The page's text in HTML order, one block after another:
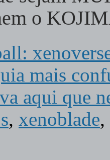
o
mais
aqui que
, xenoblade,